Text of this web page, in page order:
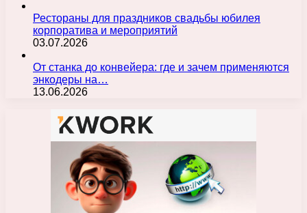
Рестораны для праздников свадьбы юбилея
корпоратива и мероприятий
03.07.2026
От станка до конвейера: где и зачем применяются
энкодеры на…
13.06.2026